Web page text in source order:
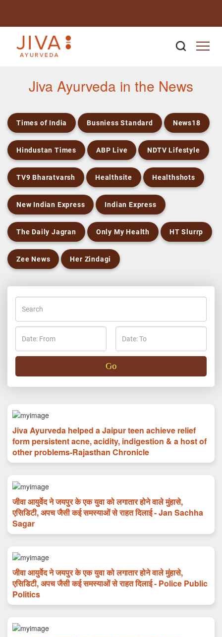
Jiva Ayurveda in the News
Times of India Busniess Standard News18
Hindustan Times ABP Live NDTV Lifestyle
TV9 Bharatvarsh Healthsite Healthshots
New Indian Express Indian Express
The Daily Jagran Only My Health HT Slurrp
Zee News Her Zindagi
Jiva Ayurveda helped a Jaipur teen achieve relief
form persistent acne, acidity, indigestion & a host of
other problems-Rajasthan Chronicle
जीवा आयुर्वेद ने जयपुर के एक युवा को लगातार होने वाले मुंहासे,
एसिडिटी, अपच जैसी कई समस्याओं से राहत दिलाई - Jan Sachha
Sagar
जीवा आयुर्वेद ने जयपुर के एक युवा को लगातार होने वाले मुंहासे,
एसिडिटी, अपच जैसी कई समस्याओं से राहत दिलाई - Police Public
Politics